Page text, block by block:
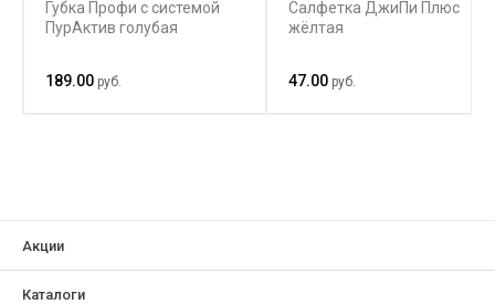
Губка Профи с системой
ПурАктив голубая
189.00 руб.
Салфетка ДжиПи Плюс
жёлтая
47.00 руб.
Акции
Каталоги